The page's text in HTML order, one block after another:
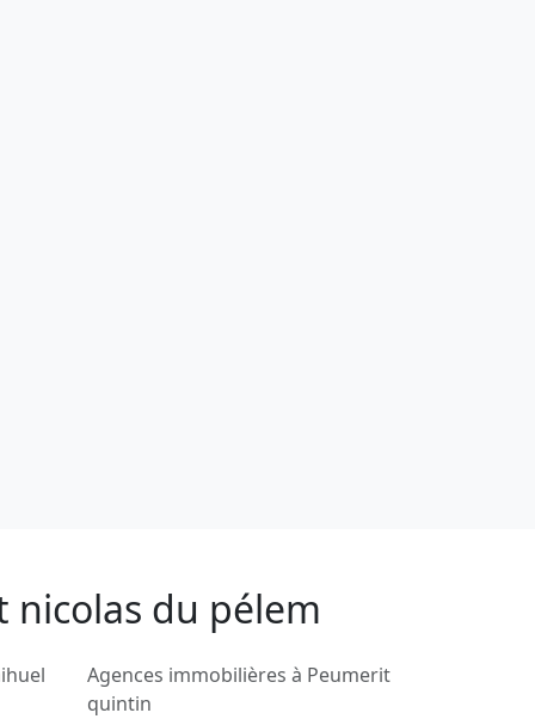
nicolas du pélem
Agences immobilières à Peumerit
quintin